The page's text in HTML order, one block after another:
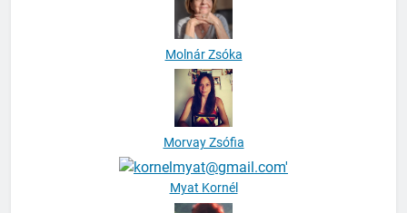
Molnár Zsóka
Morvay Zsófia
Myat Kornél